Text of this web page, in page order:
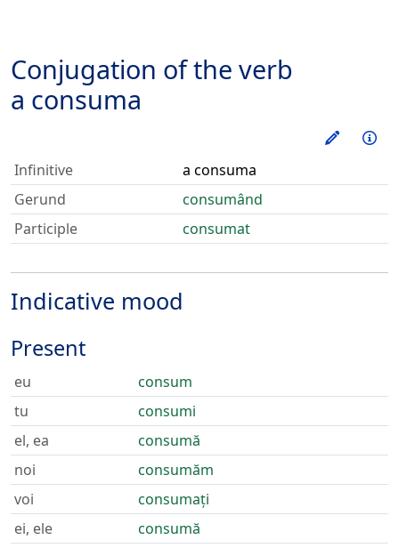
Conjugation of the verb
a consuma
Train
Infinitive
a consuma
Gerund
consumând
Participle
consumat
Indicative mood
Present
eu
consum
tu
consumi
el, ea
consumă
noi
consumăm
voi
consumați
ei, ele
consumă